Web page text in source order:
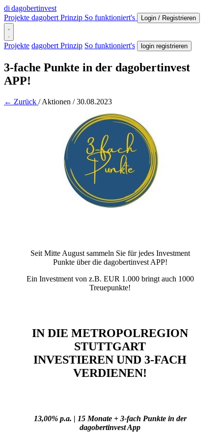
di dagobertinvest
Projekte dagobert Prinzip So funktioniert's Login / Registrieren
Projekte dagobert Prinzip So funktioniert's login registrieren
3-fache Punkte in der dagobertinvest
APP!
← Zurück / Aktionen / 30.08.2023
Seit Mitte August sammeln Sie für jedes Investment
Punkteüber die dagobertinvest APP!
Ein Investment von z.B. EUR 1.000 bringt auch 1000
Treuepunkte!
IN DIE METROPOLREGION
STUTTGART
INVESTIEREN UND 3-FACH
VERDIENEN!
13,00% p.a. | 15 Monate + 3-fach Punkte in der
dagobertinvest App